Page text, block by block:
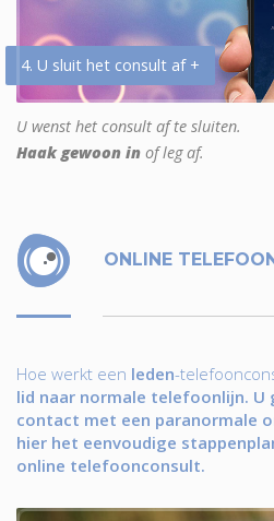
4. U sluit het consult af +
U wenst het consult af te sluiten.
Haak gewoon in of leg af.
ONLINE
Hoe werkt een leden-
lid naar normale telefoonlijn. U
contact met een paranormale
hier het eenvoudige
online telefoonconsult.